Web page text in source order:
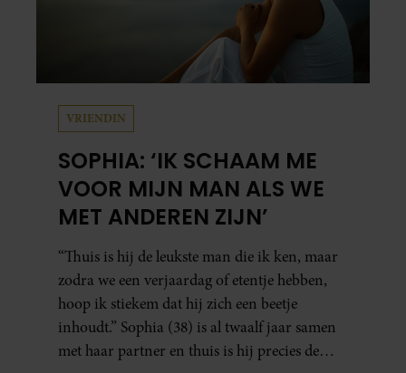
VRIENDIN
SOPHIA: ‘IK SCHAAM ME
VOOR MIJN MAN ALS WE
MET ANDEREN ZIJN’
“Thuis is hij de leukste man die ik ken, maar
zodra we een verjaardag of etentje hebben,
hoop ik stiekem dat hij zich een beetje
inhoudt.” Sophia (38) is al twaalf jaar samen
met haar partner en thuis is hij precies de